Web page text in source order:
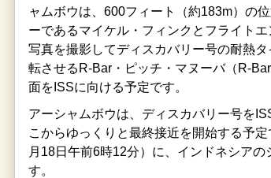
ャムボウは、600フィート（約183m）の
ーであるマイケル・フィンクとフライト
写真を撮影してディスカバリー号の耐熱
転させるR-Bar・ピッチ・マヌーバ（R-
面をISSに向ける予定です。
アーシャムボウは、ディスカバリー号を
こからゆっくりと最終接近を開始する予
月18日午前6時12分）に、インドネシア
す。